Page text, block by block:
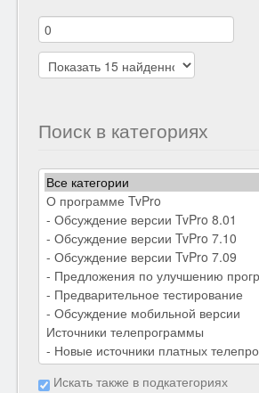
Поиск в категориях
Искать также в подкатегориях